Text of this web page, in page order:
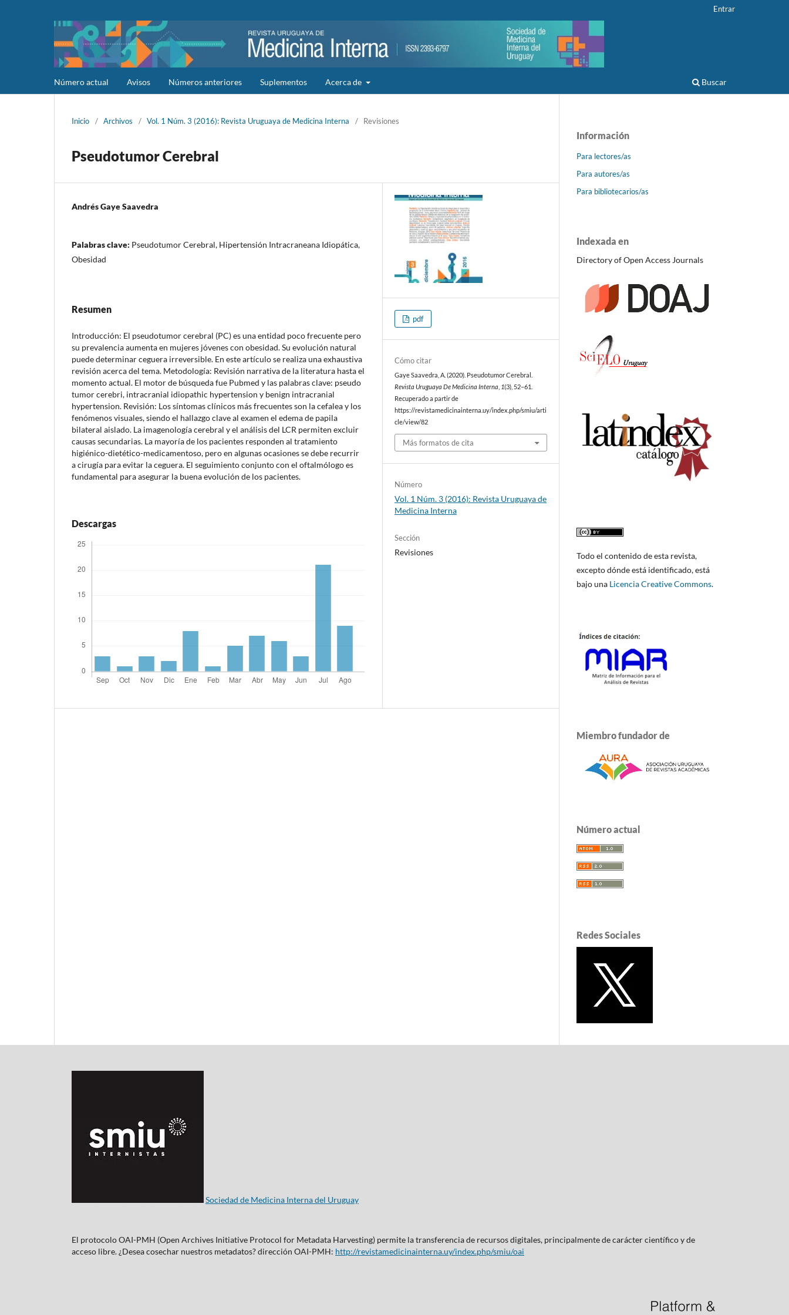
Número actual Avisos Números anteriores Suplementos Acerca de Buscar
Entrar
Inicio / Archivos / Vol. 1 Núm. 3 (2016): Revista Uruguaya de Medicina Interna / Revisiones
Pseudotumor Cerebral
Andrés Gaye Saavedra
Palabras clave: Pseudotumor Cerebral, Hipertensión Intracraneana Idiopática,
Obesidad
Resumen
Introducción: El pseudotumor cerebral (PC) es una entidad poco frecuente pero
su prevalencia aumenta en mujeres jóvenes con obesidad. Su evolución natural
puede determinar ceguera irreversible. En este artículo se realiza una exhaustiva
revisión acerca del tema. Metodología: Revisión narrativa de la literatura hasta el
momento actual. El motor de búsqueda fue Pubmed y las palabras clave: pseudo
tumor cerebri, intracranial idiopathic hypertension y benign intracranial
hypertension. Revisión: Los síntomas clínicos más frecuentes son la cefalea y los
fenómenos visuales, siendo el hallazgo clave al examen el edema de papila
bilateral aislado. La imagenología cerebral y el análisis del LCR permiten excluir
causas secundarias. La mayoría de los pacientes responden al tratamiento
higiénico-dietético-medicamentoso, pero en algunas ocasiones se debe recurrir
a cirugía para evitar la ceguera. El seguimiento conjunto con el oftalmólogo es
fundamental para asegurar la buena evolución de los pacientes.
Descargas
pdf
Cómo citar
Gaye Saavedra, A. (2020). Pseudotumor Cerebral.
Revista Uruguaya De Medicina Interna 1(3), 52–61.
Recuperado a partir de
https://revistamedicinainterna.uy/index.php/smiu/arti
cle/view/82
Más formatos de cita
Número
Vol. 1 Núm. 3 (2016): Revista Uruguaya de
Medicina Interna
Sección
Revisiones
Información
Para lectores/as
Para autores/as
Para bibliotecarios/as
Indexada en
Directory of Open Access Journals
Todo el contenido de esta revista,
excepto dónde está identificado, está
bajo una Licencia Creative Commons.
Miembro fundador de
Número actual
Redes Sociales
Sociedad de Medicina Interna del Uruguay
El protocolo OAI-PMH (Open Archives Initiative Protocol for Metadata Harvesting) permite la transferencia de recursos digitales, principalmente de carácter científico y de
acceso libre. ¿Desea cosechar nuestros metadatos? dirección OAI-PMH: http://revistamedicinainterna.uy/index.php/smiu/oai